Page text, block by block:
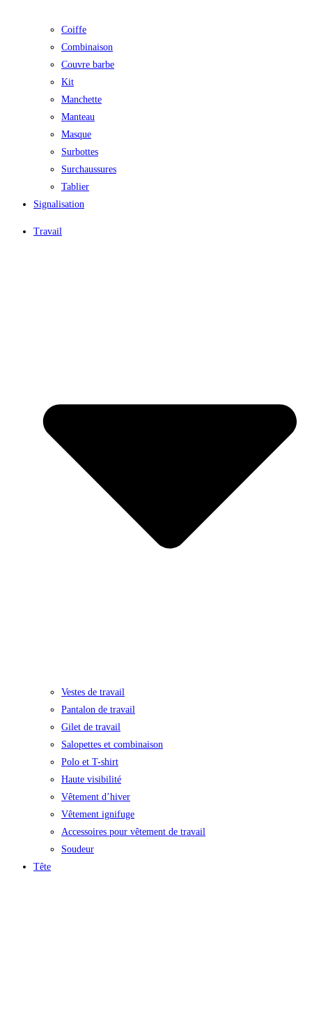
Coiffe
Combinaison
Couvre barbe
Kit
Manchette
Manteau
Masque
Surbottes
Surchaussures
Tablier
Signalisation
Travail
Vestes de travail
Pantalon de travail
Gilet de travail
Salopettes et combinaison
Polo et T-shirt
Haute visibilité
Vêtement d’hiver
Vêtement ignifuge
Accessoires pour vêtement de travail
Soudeur
Tête